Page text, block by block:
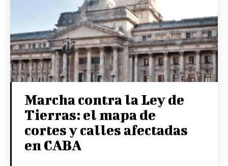
Marcha contra la Ley de
Tierras: el mapa de
cortes y calles afectadas
en CABA